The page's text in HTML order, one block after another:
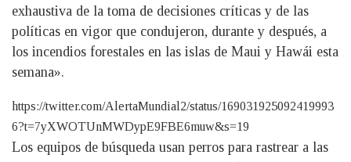
exhaustiva de la toma de decisiones críticas y de las
políticas en vigor que condujeron, durante y después, a
los incendios forestales en las islas de Maui y Hawái esta
semana».
https://twitter.com/AlertaMundial2/status/169031925092419993
6?t=7yXWOTUnMWDypE9FBE6muw&s=19
Los equipos de búsqueda usan perros para rastrear a las